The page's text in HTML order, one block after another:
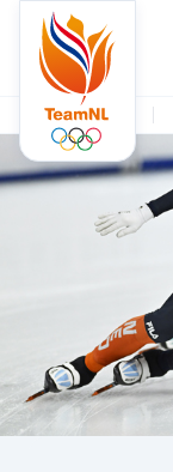
TERUG NAAR
OVERZICHT